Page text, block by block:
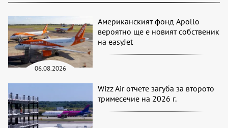
06.08.2026
Американският фонд Apollo
вероятно ще е новият собственик
на easyJet
Wizz Air отчете загуба за второто
тримесечие на 2026 г.